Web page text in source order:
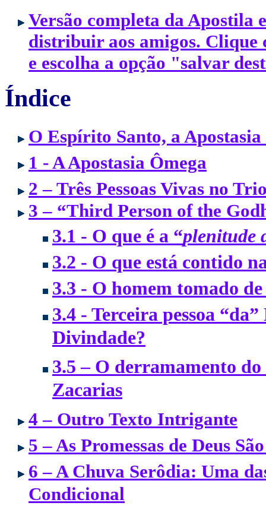
Versão completa da
distribuir aos amigos. Clique
e escolha a opção "salvar
Índice
O Espírito Santo, a
1 - A Apostasia Ômega
2 – Três Pessoas Vivas no
3 – “Third Person of the
3.1 - O que é a “plenitude
3.2 - O que está contido
3.3 - O homem tomado
3.4 - Terceira pessoa
Divindade?
3.5 – O derramamento
Zacarias
4 – Outro Texto Intrigante
5 – As Promessas de Deus
6 – A Chuva Serôdia: Uma
Condicional